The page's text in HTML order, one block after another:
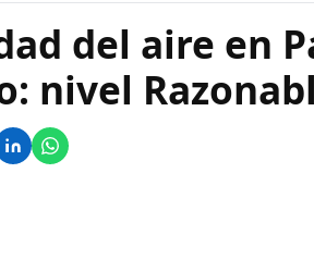
del aire en
nivel